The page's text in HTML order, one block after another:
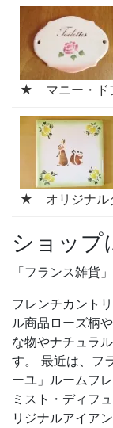
★ マニー・ド
★ オリジナル
ショップ
「フランス雑
フレンチカント
ル商品ローズ柄
な物やナチュラ
す。 最近は、フ
ーユ」ルームフ
ミスト・ディフ
リジナルアイア